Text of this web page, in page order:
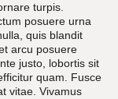
turpis.
posuere urna
quis blandit
arcu posuere
justo, lobortis sit
quam. Fusce
vitae. Vivamus